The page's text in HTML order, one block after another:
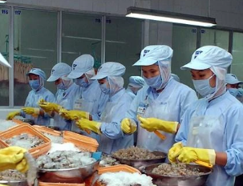
PAYS NATAL
INTERNATIONAL
MÉGASTORIE
INFOGRAPHIE